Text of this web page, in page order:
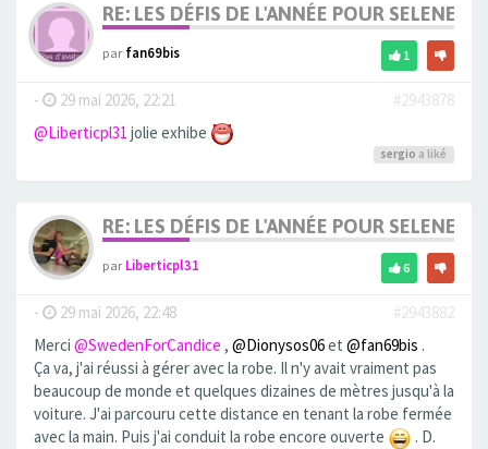
RE: LES DÉFIS DE L'ANNÉE POUR SELENE
parfan69bis 1
- 29 mai 2026, 22:21
#2943878
@Liberticpl31 jolie exhibe
sergio a liké
RE: LES DÉFIS DE L'ANNÉE POUR SELENE
parLiberticpl31 6
- 29 mai 2026, 22:48
#2943882
Merci @SwedenForCandice , @Dionysos06et @fan69bis .
Ça va, j'ai réussi à gérer avec la robe. Il n'y avait vraiment pas
beaucoup de monde et quelques dizaines de mètres jusqu'à la
voiture. J'ai parcouru cette distance en tenant la robe fermée
avec la main. Puis j'ai conduit la robe encore ouverte
. D.